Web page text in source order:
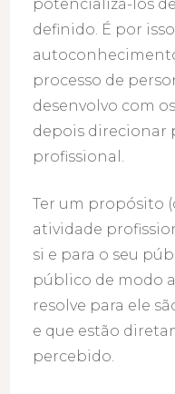
potencializá-los
definido. É por
processo de
desenvolvo com
depois direcionar
profissional.
Ter um propósito
atividade
si e para o seu
público de modo
resolve para ele
e que estão
percebido.